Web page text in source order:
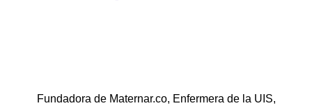
Fundadora de Maternar.co, Enfermera de la UIS,